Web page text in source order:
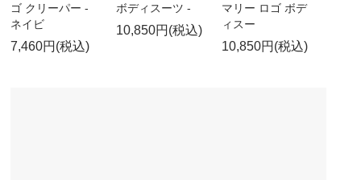
ゴ クリーパー -
ネイビ
7,460円(税込)
ボディスーツ -
10,850円(税込)
マリー ロゴ ボデ
ィスー
10,850円(税込)